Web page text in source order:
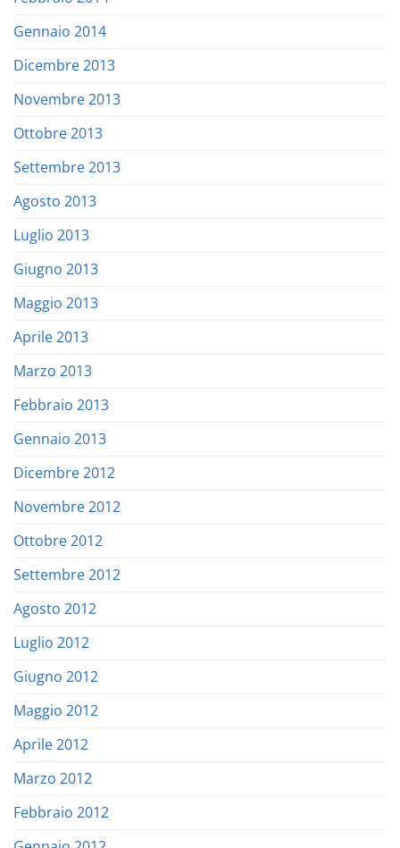
Gennaio 2014
Dicembre 2013
Novembre 2013
Ottobre 2013
Settembre 2013
Agosto 2013
Luglio 2013
Giugno 2013
Maggio 2013
Aprile 2013
Marzo 2013
Febbraio 2013
Gennaio 2013
Dicembre 2012
Novembre 2012
Ottobre 2012
Settembre 2012
Agosto 2012
Luglio 2012
Giugno 2012
Maggio 2012
Aprile 2012
Marzo 2012
Febbraio 2012